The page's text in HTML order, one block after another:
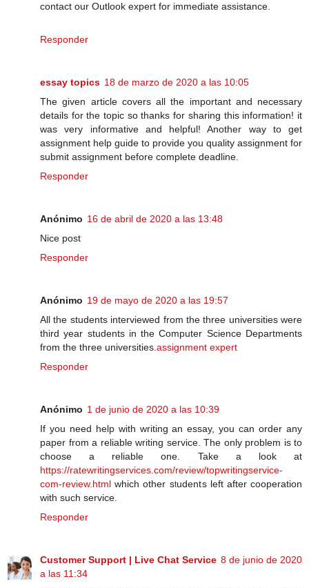
contact our Outlook expert for immediate assistance.
Responder
essay topics 18 de marzo de 2020 a las 10:05
The given article covers all the important and necessary
details for the topic so thanks for sharing this information! it
was very informative and helpful! Another way to get
assignment help guide to provide you quality assignment for
submit assignment before complete deadline.
Responder
Anónimo 16 de abril de 2020 a las 13:48
Nice post
Responder
Anónimo 19 de mayo de 2020 a las 19:57
All the students interviewed from the three universities were
third year students in the Computer Science Departments
from the three universities. assignment expert
Responder
Anónimo 1 de junio de 2020 a las 10:39
If you need help with writing an essay, you can order any
paper from a reliable writing service. The only problem is to
choose a reliable one. Take a look at
https://ratewritingservices.com/review/topwritingservice-
com-review.html which other students left after cooperation
with such service.
Responder
Customer Support | Live Chat Service 8 de junio de 2020
a las 11:34